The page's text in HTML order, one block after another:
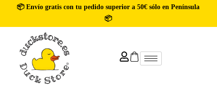
📦 Envío gratis con tu pedido superior a 50€ sólo en Península
📦